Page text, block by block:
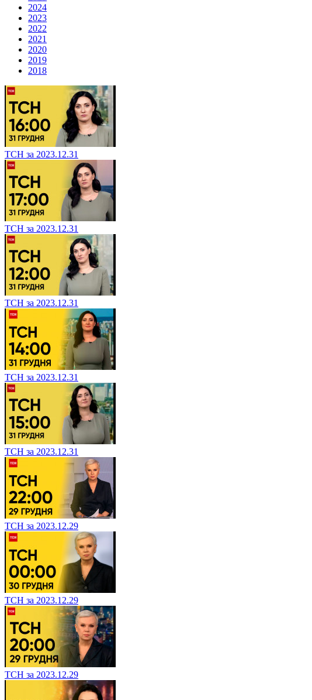
2024
2023
2022
2021
2020
2019
2018
ТСН за 2023.12.31
ТСН за 2023.12.31
ТСН за 2023.12.31
ТСН за 2023.12.31
ТСН за 2023.12.31
ТСН за 2023.12.29
ТСН за 2023.12.29
ТСН за 2023.12.29